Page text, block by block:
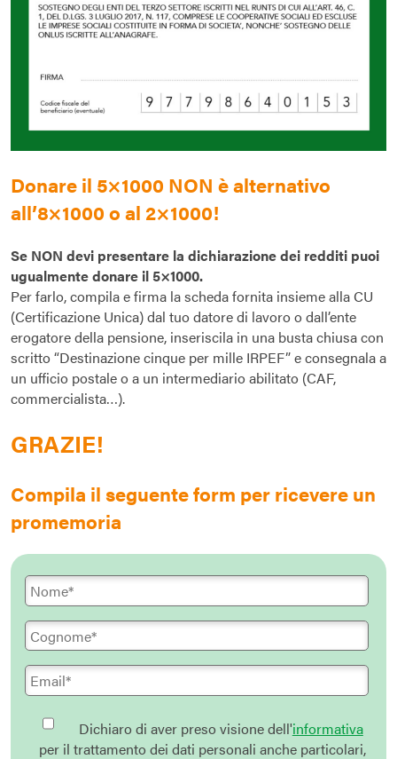
Donare il 5×1000 NON è alternativo
all’8×1000 o al 2×1000!
Se NON devi presentare la dichiarazione dei redditi puoi
ugualmente donare il 5×1000.
Per farlo, compila e firma la scheda fornita insieme alla CU
(Certificazione Unica) dal tuo datore di lavoro o dall’ente
erogatore della pensione, inseriscila in una busta chiusa con
scritto “Destinazione cinque per mille IRPEF” e consegnala a
un ufficio postale o a un intermediario abilitato (CAF,
commercialista…).
GRAZIE!
Compila il seguente form per ricevere un
promemoria
Dichiaro di aver preso visione dell'informativa
per il trattamento dei dati personali anche particolari,